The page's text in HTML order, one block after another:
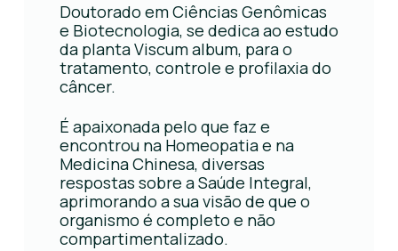
Doutorado em Ciências Genômicas
e Biotecnologia, se dedica ao estudo
da planta Viscum album, para o
tratamento, controle e profilaxia do
câncer.
É apaixonada pelo que faz e
encontrou na Homeopatia e na
Medicina Chinesa, diversas
respostas sobre a Saúde Integral,
aprimorando a sua visão de que o
organismo é completo e não
compartimentalizado.